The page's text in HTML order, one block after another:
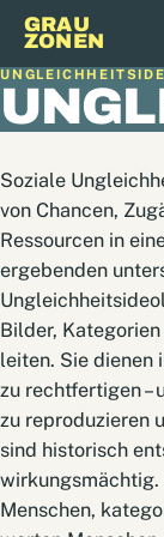
GRAU
ZONEN
Soziale
von Chancen,
Ressourcen in
ergebenden
Bilder,
leiten. Sie dienen
zu rechtfertigen –
zu reproduzieren
sind historisch
Menschen,